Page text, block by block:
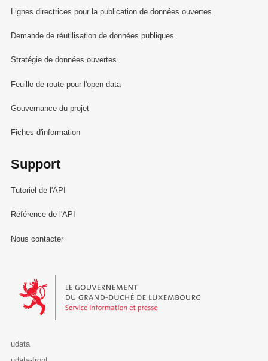
Lignes directrices pour la publication de données ouvertes
Demande de réutilisation de données publiques
Stratégie de données ouvertes
Feuille de route pour l'open data
Gouvernance du projet
Fiches d'information
Support
Tutoriel de l'API
Référence de l'API
Nous contacter
Le Gouvernement du Grand-Duché de Luxembourg - Service
udata